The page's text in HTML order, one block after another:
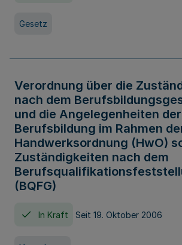
Gesetz
Verordnung über die
nach dem
und die Angelegenheiten der
Berufsbildung im Rahmen
Handwerksordnung (HwO)
Zuständigkeiten nach dem
(BQFG)
In Kraft Seit 19. Oktober 2006